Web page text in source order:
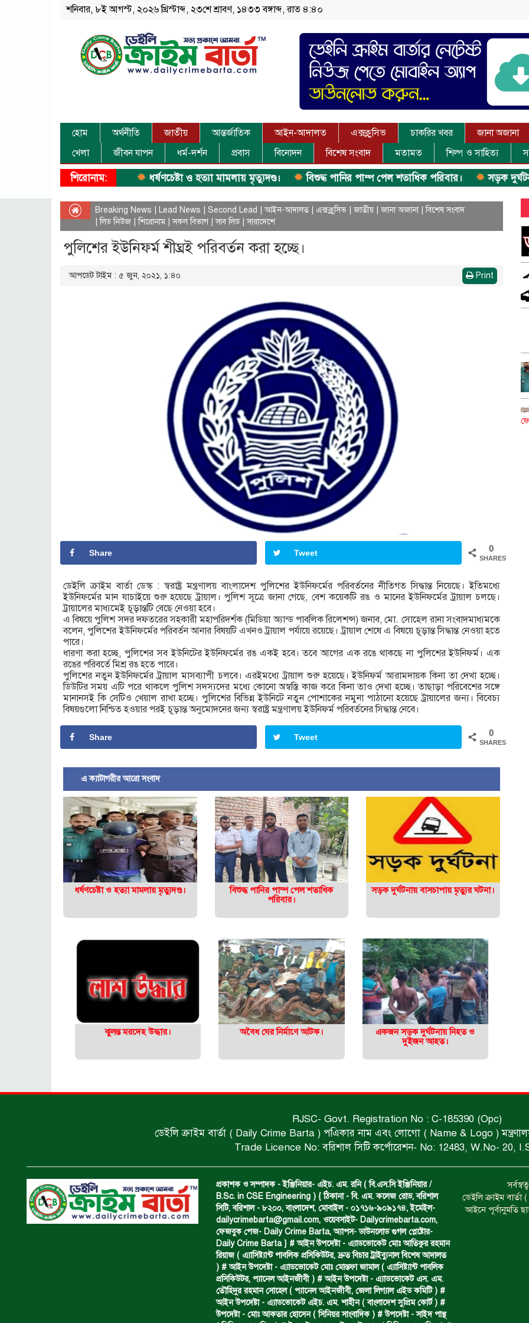
শনিবার, ৮ই আগস্ট, ২০২৬ খ্রিস্টাব্দ, ২৩শে শ্রাবণ, ১৪৩৩ বঙ্গাব্দ, রাত ৪:৪০
হোম অর্থনীতি জাতীয় আন্তর্জাতিক আইন-আদালত এক্সক্লুসিভ চাকরির খবর জানা অজানা
খেলা
জীবন যাপন ধর্ম-দর্শন প্রবাস বিনোদন বিশেষ সংবাদ মতামত শিল্প ও সাহিত্য
শিরোনাম: ধর্ষণচেষ্টা ও হত্যা মামলায় মৃত্যুদণ্ড। বিশুদ্ধ পানির পাম্প পেল শতাধিক পরিবার। সড়ক দুর্ঘটনায়
Breaking News Lead News Second Lead |আইন-আদালত এক্সক্লুসিভ |জাতীয় |জানা অজানা|বিশেষ সংবাদ
|লিড নিউজ |শিরোনাম|সকল বিভাগ|সাব লিড|সারাদেশে
পুলিশের ইউনিফর্ম শীঘ্রই পরিবর্তন করা হচ্ছে।
আপডেট টাইম : ৫ জুন, ২০২১, ১:৪০ Print
0
SHARES
Share Tweet
ডেইলি ক্রাইম বার্তা ডেস্ক : স্বরাষ্ট্র মন্ত্রণালয় বাংলাদেশ পুলিশের ইউনিফর্মের পরিবর্তনের নীতিগত সিদ্ধান্ত নিয়েছে। ইতিমধ্যে
ইউনিফর্মের মান যাচাইয়ে শুরু হয়েছে ট্রায়াল। পুলিশ সূত্রে জানা গেছে, বেশ কয়েকটি রঙ ও মানের ইউনিফর্মের ট্রায়াল চলছে।
ট্রায়ালের মাধ্যমেই চূড়ান্তটি বেছে নেওয়া হবে।
এ বিষয়ে পুলিশ সদর দফতরের সহকারী মহাপরিদর্শক (মিডিয়া অ্যান্ড পাবলিক রিলেশন্স) জনাব, মো. সোহেল রানা সংবাদমাধ্যমকে
বলেন, পুলিশের ইউনিফর্মের পরিবর্তন আনার বিষয়টি এখনও ট্রায়াল পর্যায়ে রয়েছে। ট্রায়াল শেষে এ বিষয়ে চূড়ান্ত সিদ্ধান্ত নেওয়া হতে
পারে।
ধারণা করা হচ্ছে, পুলিশের সব ইউনিটের ইউনিফর্মের রঙ একই হবে। তবে আগের এক রঙে থাকছে না পুলিশের ইউনিফর্ম। এক
রঙের পরিবর্তে মিশ্র রঙ হতে পারে।
পুলিশের নতুন ইউনিফর্মের ট্রায়াল মাসব্যাপী চলবে। এরইমধ্যে ট্রায়াল শুরু হয়েছে। ইউনিফর্ম আরামদায়ক কিনা তা দেখা হচ্ছে।
ডিউটির সময় এটি পরে থাকলে পুলিশ সদস্যদের মধ্যে কোনো অস্বস্তি কাজ করে কিনা তাও দেখা হচ্ছে। তাছাড়া পরিবেশের সঙ্গে
মানানসই কি সেটিও খেয়াল রাখা হচ্ছে। পুলিশের বিভিন্ন ইউনিটে নতুন পোশাকের নমুনা পাঠানো হয়েছে ট্রায়ালের জন্য। বিবেচ্য
বিষয়গুলো নিশ্চিত হওয়ার পরই চূড়ান্ত অনুমোদনের জন্য স্বরাষ্ট্র মন্ত্রণালয় ইউনিফর্ম পরিবর্তনের সিদ্ধান্ত নেবে।
0
SHARES
Share Tweet
এ ক্যাটাগরীর আরো সংবাদ
ধর্ষণচেষ্টা ও হত্যা মামলায় মৃত্যুদণ্ড।
বিশুদ্ধ পানির পাম্প পেল শতাধিক
পরিবার।
সড়ক দুর্ঘটনায় বাসচাপায় মৃত্যুর ঘটনা।
ঝুলন্ত মরদেহ উদ্ধার। অবৈধ ঘের নির্মাণে আটক।
একজন সড়ক দুর্ঘটনায় নিহত ও
দুইজন আহত।
RJSC- Govt. Registration No : C-185390 (Opc)
ডেইলি ক্রাইম বার্তা ( Daily Crime Barta ) পএিকার নাম এবং লোগো ( Name & Logo ) মন্ত্রণালয়
Trade Licence No: বরিশাল সিটি কর্পোরেশন- No: 12483, W.No- 20,
প্রকাশক ও সম্পাদক - ইঞ্জিনিয়ার- এইচ. এম. রনি ( বি.এস.সি ইঞ্জিনিয়ার /
B.Sc. in CSE Engineering ) { ঠিকানা - বি. এম. কলেজ রোড, বরিশাল
সিটি, বরিশাল - ৮২০০, বাংলাদেশ, মোবাইল - ০১৭১৬-৯০৯১৭৪, ইমেইল-
dailycrimebarta@gmail.com, ওয়েবসাইট- Dailycrimebarta.com,
ফেজবুক পেজ- Daily Crime Barta, অ‍্যাপস- ডাউনলোড গুগল প্লেষ্টোর-
Daily Crime Barta } # আইন উপদেষ্টা - এ্যাডভোকেট মোঃ আতিকুর রহমান
রিয়াজ ( এ‍্যাসিষ্ট‍্যান্ট পাবলিক প্রসিকিউটর, দ্রুত বিচার ট্রাইব্যুনাল বিশেষ আদালত
) # আইন উপদেষ্টা - এ্যাডভোকেট মোঃ মোস্তফা জামাল ( এ‍্যাসিষ্ট‍্যান্ট পাবলিক
প্রসিকিউটর, প‍্যানেল আইনজীবী ) # আইন উপদেষ্টা - এ্যাডভোকেট এস. এম.
তৌহিদুর রহমান সোহেল ( প‍্যানেল আইনজীবী, জেলা লিগ্যাল এইড কমিটি ) #
আইন উপদেষ্টা - এ্যাডভোকেট এইচ. এম. শাহীন ( বাংলাদেশ সুপ্রিম কোর্ট ) #
উপদেষ্টা - মোঃ আকতার হোসেন ( সিনিয়র সাংবাদিক ) # উপদেষ্টা - সাইদ পান্থ
ডেইলি ক্রাইম
আইনে পূর্বানুমতি